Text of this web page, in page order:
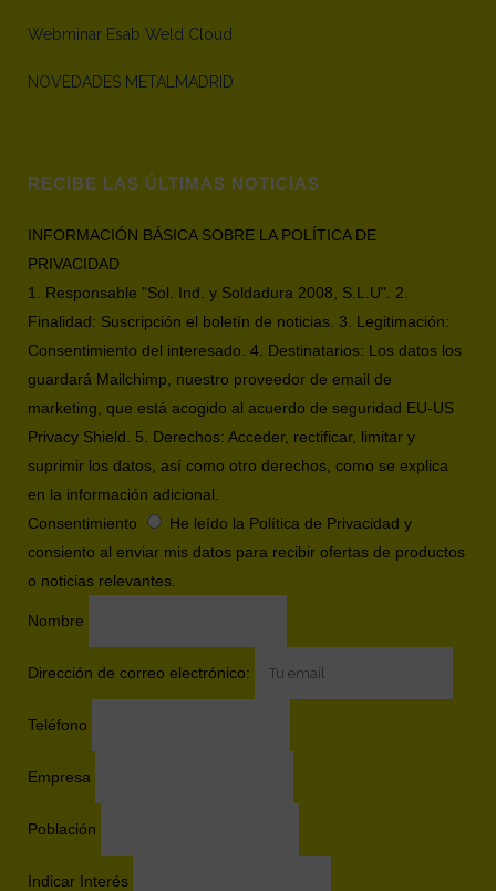
Webminar Esab Weld Cloud
NOVEDADES METALMADRID
RECIBE LAS ÚLTIMAS NOTICIAS
INFORMACIÓN BÁSICA SOBRE LA POLÍTICA DE
PRIVACIDAD
1. Responsable "Sol. Ind. y Soldadura 2008, S.L.U". 2.
Finalidad: Suscripción el boletín de noticias. 3. Legitimación:
Consentimiento del interesado. 4. Destinatarios: Los datos los
guardará Mailchimp, nuestro proveedor de email de
marketing, que está acogido al acuerdo de seguridad EU-US
Privacy Shield. 5. Derechos: Acceder, rectificar, limitar y
suprimir los datos, así como otro derechos, como se explica
en la información adicional.
Consentimiento
He leído la Política de Privacidad y
consiento al enviar mis datos para recibir ofertas de productos
o noticias relevantes.
Nombre
Dirección de correo electrónico:
Teléfono
Empresa
Población
Indicar Interés